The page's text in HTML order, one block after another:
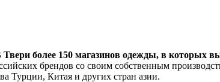
более 150 магазинов одежды, в которых
брендов со своим собственным
Турции, Китая и других стран азии.